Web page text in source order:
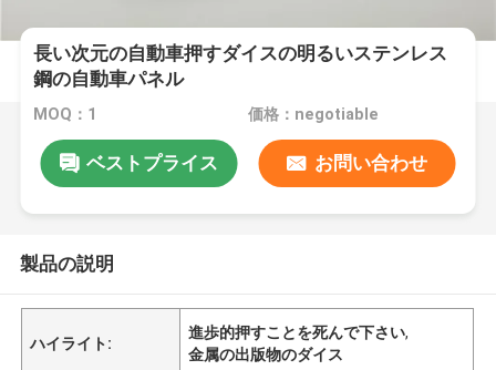
長い次元の自動車押すダイスの明るいステンレス
鋼の自動車パネル
MOQ：1 価格：negotiable
ベストプライス お問い合わせ
製品の説明
ハイライト:
進歩的押すことを死んで下さい,
金属の出版物のダイス